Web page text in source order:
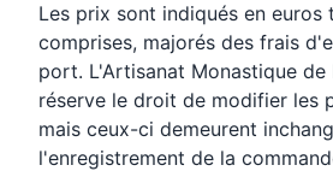
Les prix sont indiqués en euros
comprises, majorés des frais
port. L'Artisanat Monastique de
réserve le droit de modifier les
mais ceux-ci demeurent
l'enregistrement de la